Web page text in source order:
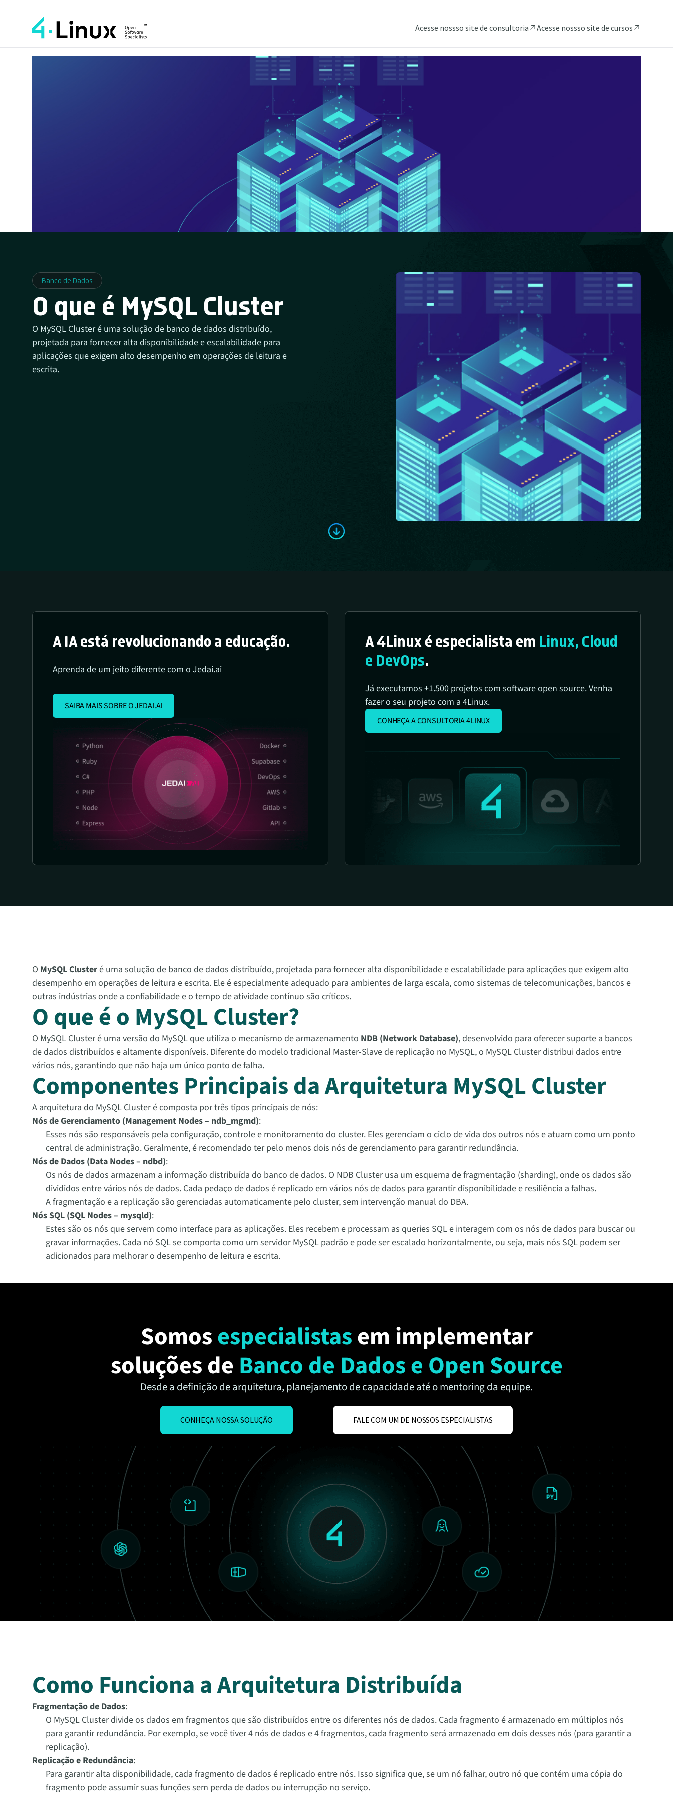
Acesse nossso site de consultoria Acesse nossso site de cursos
Banco de Dados
O que é MySQL Cluster
O MySQL Cluster é uma solução de banco de dados distribuído,
projetada para fornecer alta disponibilidade e escalabilidade para
aplicações que exigem alto desempenho em operações de leitura e
escrita.
A IA está revolucionando a educação.
Aprenda de um jeito diferente com o Jedai.ai
SAIBA MAIS SOBRE O JEDAI.AI
A 4Linux é especialista em Linux, Cloud
e DevOps.
Já executamos +1.500 projetos com software open source. Venha
fazer o seu projeto com a 4Linux.
CONHEÇA A CONSULTORIA 4LINUX
O MySQL Clusteré uma solução de banco de dados distribuído, projetada para fornecer alta disponibilidade e escalabilidade para aplicações que exigem alto
desempenho em operações de leitura e escrita. Ele é especialmente adequado para ambientes de larga escala, como sistemas de telecomunicações, bancos e
outras indústrias onde a confiabilidade e o tempo de atividade contínuo são críticos.
O que é o MySQL Cluster?
O MySQL Cluster é uma versão do MySQL que utiliza o mecanismo de armazenamento NDB (Network Database), desenvolvido para oferecer suporte a bancos
de dados distribuídos e altamente disponíveis. Diferente do modelo tradicional Master-Slave de replicação no MySQL, o MySQL Cluster distribui dados entre
vários nós, garantindo que não haja um único ponto de falha.
Componentes Principais da Arquitetura MySQL Cluster
A arquitetura do MySQL Cluster é composta por três tipos principais de nós:
Nós de Gerenciamento (Management Nodes – ndb_mgmd):
Esses nós são responsáveis pela configuração, controle e monitoramento do cluster. Eles gerenciam o ciclo de vida dos outros nós e atuam como um ponto
central de administração. Geralmente, é recomendado ter pelo menos dois nós de gerenciamento para garantir redundância.
Nós de Dados (Data Nodes – ndbd):
Os nós de dados armazenam a informação distribuída do banco de dados. O NDB Cluster usa um esquema de fragmentação (sharding), onde os dados são
divididos entre vários nós de dados. Cada pedaço de dados é replicado em vários nós de dados para garantir disponibilidade e resiliência a falhas.
A fragmentação e a replicação são gerenciadas automaticamente pelo cluster, sem intervenção manual do DBA.
Nós SQL (SQL Nodes – mysqld):
Estes são os nós que servem como interface para as aplicações. Eles recebem e processam as queries SQL e interagem com os nós de dados para buscar ou
gravar informações. Cada nó SQL se comporta como um servidor MySQL padrão e pode ser escalado horizontalmente, ou seja, mais nós SQL podem ser
adicionados para melhorar o desempenho de leitura e escrita.
Somosespecialistasem implementar
soluções de Banco de Dados e Open Source
Desde a definição de arquitetura, planejamento de capacidade até o mentoring da equipe.
CONHEÇA NOSSA SOLUÇÃO FALE COM UM DE NOSSOS ESPECIALISTAS
Como Funciona a Arquitetura Distribuída
Fragmentação de Dados:
O MySQL Cluster divide os dados em fragmentos que são distribuídos entre os diferentes nós de dados. Cada fragmento é armazenado em múltiplos nós
para garantir redundância. Por exemplo, se você tiver 4 nós de dados e 4 fragmentos, cada fragmento será armazenado em dois desses nós (para garantir a
replicação).
Replicação e Redundância:
Para garantir alta disponibilidade, cada fragmento de dados é replicado entre nós. Isso significa que, se um nó falhar, outro nó que contém uma cópia do
fragmento pode assumir suas funções sem perda de dados ou interrupção no serviço.